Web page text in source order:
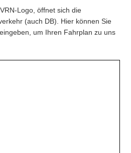
Logo, öffnet sich die
(auch DB). Hier können Sie
um Ihren Fahrplan zu uns